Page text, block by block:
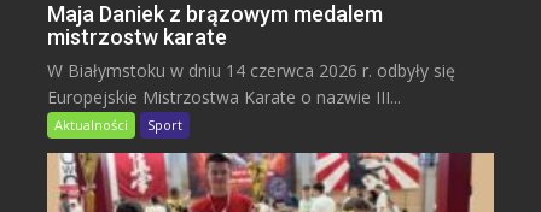
Maja Daniek z brązowym medalem
mistrzostw karate
W Białymstoku w dniu 14 czerwca 2026 r. odbyły się
Europejskie Mistrzostwa Karate o nazwie III...
Aktualności Sport